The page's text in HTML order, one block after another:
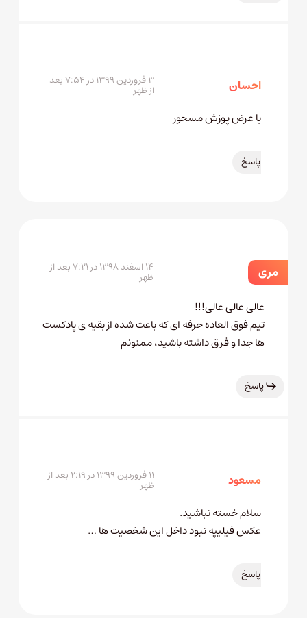
احسان ۳ فروردین ۱۳۹۹ در ۷:۵۴ بعد
از ظهر
با عرض پوزش مسحور
پاسخ
مری ۱۴ اسفند ۱۳۹۸ در ۷:۲۱ بعد از
ظهر
عالی عالی عالی!!!
تیم فوق العاده حرفه ای که باعث شده از بقیه ی پادکست
ها جدا و فرق داشته باشید، ممنونم
پاسخ
مسعود ۱۱ فروردین ۱۳۹۹ در ۲:۱۹ بعد از
ظهر
سلام خسته نباشید.
عکس فیلیپه نبود داخل این شخصیت ها …
پاسخ